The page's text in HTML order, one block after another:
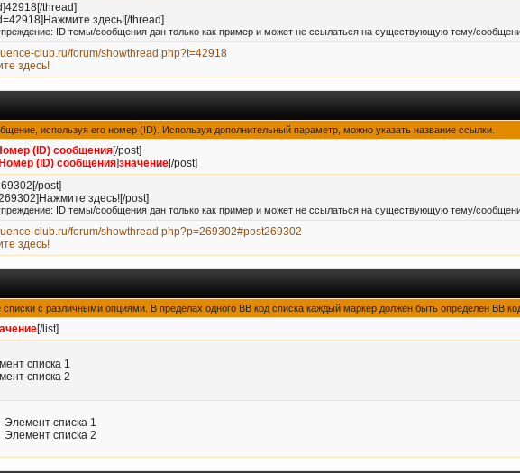
thread]
здесь![/thread]
ID темы/сообщения дан только как пример и может не ссылаться на существующую тему/
club.ru/forum/showthread.php?t=42918
здесь!
используя его номер (ID). Используя дополнительный параметр, можно указать название ссылки.
(ID) сообщения[/post]
Номер (ID) сообщения]значение[/post]
post]
здесь![/post]
ID темы/сообщения дан только как пример и может не ссылаться на существующую тему/
club.ru/forum/showthread.php?p=269302#post269302
здесь!
с различными опциями. В пределах одного BB код списка каждый маркер должен быть определен BB
[/list]
списка 1
списка 2
Элемент списка 1
Элемент списка 2